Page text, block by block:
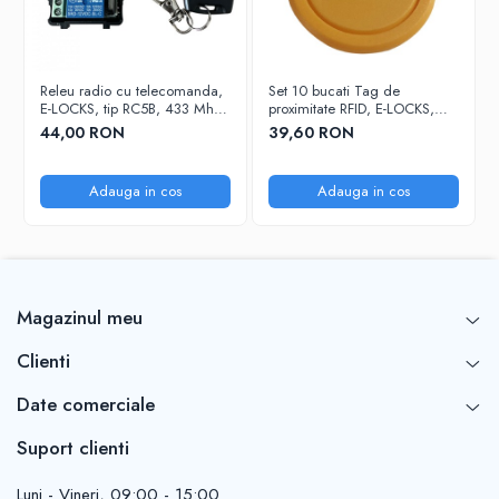
Releu radio cu telecomanda,
E-LOCKS, tip RC5B, 433 Mhz,
7 moduri de functionare, 12 V
44,00 RON
Adauga in cos
Set 10 bucati Tag de
proximitate RFID, E-LOCKS,
125 KHz, chip T5577
rewritable, galben
39,60 RON
Adauga in cos
Magazinul meu
Clienti
Date comerciale
Suport clienti